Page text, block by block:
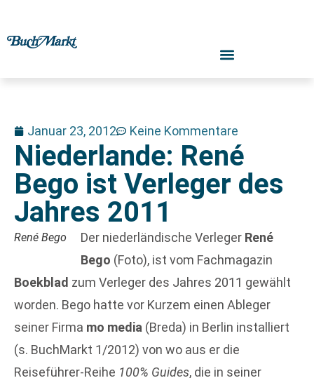
Januar 23, 2012 Keine Kommentare
Niederlande: René
Bego ist Verleger des
Jahres 2011
René Bego Der niederländische Verleger René
Bego (Foto), ist vom Fachmagazin
Boekblad zum Verleger des Jahres 2011 gewählt
worden. Bego hatte vor Kurzem einen Ableger
seiner Firma mo media (Breda) in Berlin installiert
(s. BuchMarkt 1/2012) von wo aus er die
Reiseführer-Reihe 100% Guides, die in seiner